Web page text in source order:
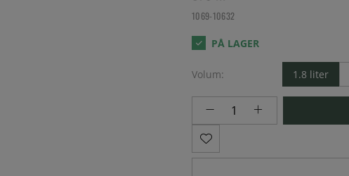
1069-10632
Volum: 1.8 liter